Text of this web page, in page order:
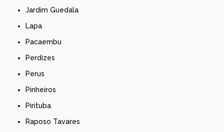
Jardim Guedala
Lapa
Pacaembu
Perdizes
Perus
Pinheiros
Pirituba
Raposo Tavares